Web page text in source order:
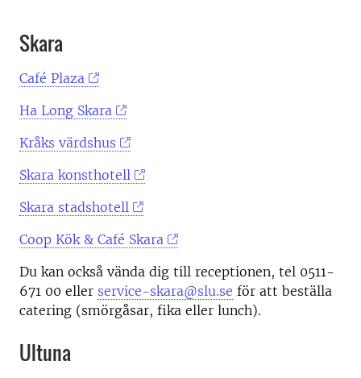
Skara
Café Plaza
Ha Long Skara
Kråks värdshus
Skara konsthotell
Skara stadshotell
Coop Kök & Café Skara
Du kan också vända dig till receptionen, tel 0511-
671 00 eller service-skara@slu.se för att beställa
catering (smörgåsar, fika eller lunch).
Ultuna